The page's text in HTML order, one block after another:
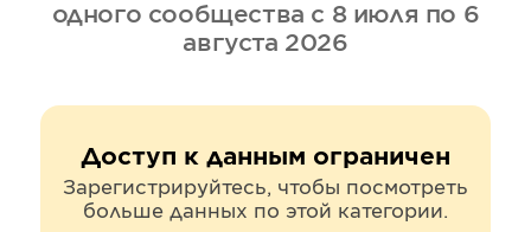
одного сообщества с 8 июля по 6
августа 2026
Доступ к данным ограничен
Зарегистрируйтесь, чтобы посмотреть
больше данных по этой категории.